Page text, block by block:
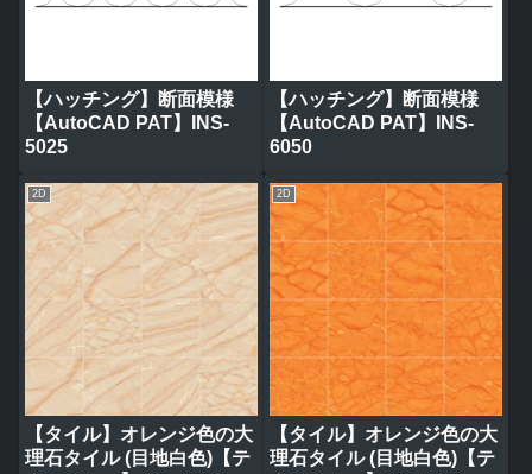
【ハッチング】断面模様
【AutoCAD PAT】INS-
5025
【ハッチング】断面模様
【AutoCAD PAT】INS-
6050
2D
【タイル】オレンジ色の大
理石タイル (目地白色)【テ
2D
【タイル】オレンジ色の大
理石タイル (目地白色)【テ